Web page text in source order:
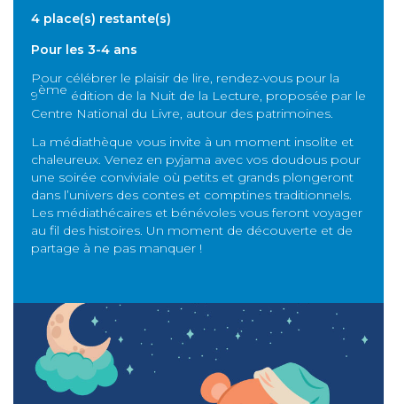
4 place(s) restante(s)
Pour les 3-4 ans
Pour célébrer le plaisir de lire, rendez-vous pour la
9ème édition de la Nuit de la Lecture, proposée par le
Centre National du Livre, autour des patrimoines.
La médiathèque vous invite à un moment insolite et
chaleureux. Venez en pyjama avec vos doudous pour
une soirée conviviale où petits et grands plongeront
dans l’univers des contes et comptines traditionnels.
Les médiathécaires et bénévoles vous feront voyager
au fil des histoires. Un moment de découverte et de
partage à ne pas manquer !